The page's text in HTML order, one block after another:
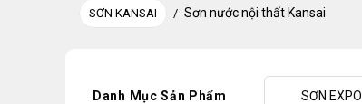
SƠN KANSAI / Sơn nước nội thất Kansai
Danh Mục Sản Phẩm SƠN EXPO